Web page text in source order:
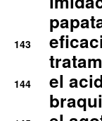
143
144
el